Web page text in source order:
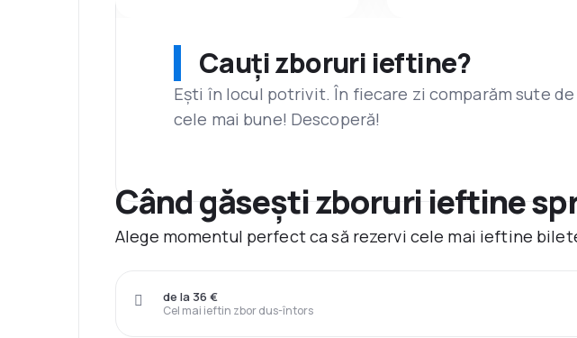
Cauți zboruri ieftine?
Ești în locul potrivit. În fiecare zi comparăm sute
cele mai bune! Descoperă!
Când găsești zboruri ieftine
Alege momentul perfect ca să rezervi cele mai ieftine
Cel mai ieftin zbor dus-întors
de la 36 €